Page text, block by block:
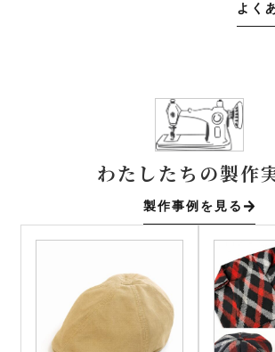
よく
わたしたちの製作
製作事例を見る